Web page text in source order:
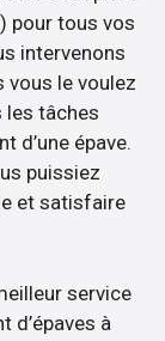
pour tous vos
intervenons
vous le voulez
les tâches
d’une épave.
puissiez
et satisfaire
service
d’épaves à